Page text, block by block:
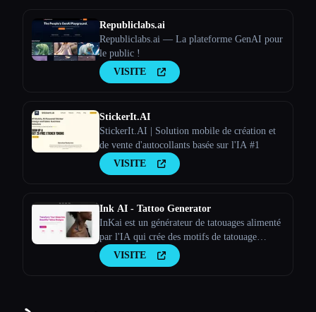
Republiclabs.ai
Republiclabs.ai — La plateforme GenAI pour
le public !
VISITE
StickerIt.AI
StickerIt.AI | Solution mobile de création et
de vente d'autocollants basée sur l'IA #1
VISITE
Ink AI - Tattoo Generator
InKai est un générateur de tatouages alimenté
par l'IA qui crée des motifs de tatouage
personnalisés en fonction des saisies de
l'utilisateur.
VISITE